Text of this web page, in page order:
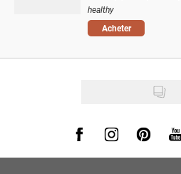
healthy
Acheter
Visit us on Facebook
Visit us onVisit us on